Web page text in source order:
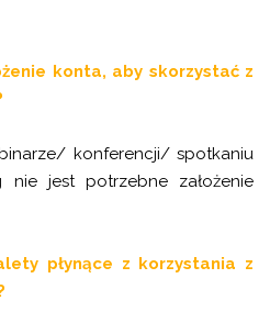
konta, aby skorzystać z
konferencji/ spotkaniu
nie jest potrzebne założenie
płynące z korzystania z